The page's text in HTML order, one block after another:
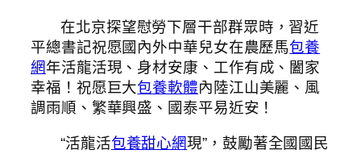
在北京探望慰勞下層干部群眾時，習近
平總書記祝愿國內外中華兒女在農歷馬包養
網年活龍活現、身材安康、工作有成、闔家
幸福！祝愿巨大包養軟體內陸江山美麗、風
調雨順、繁華興盛、國泰平易近安！
“活龍活包養甜心網現”，鼓勵著全國國民